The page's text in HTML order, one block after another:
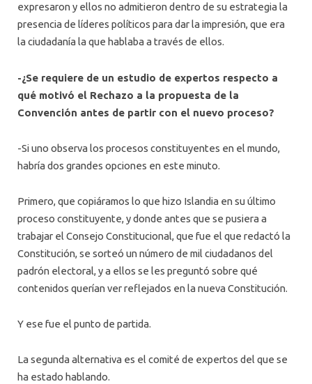
expresaron y ellos no admitieron dentro de su estrategia la
presencia de líderes políticos para dar la impresión, que era
la ciudadanía la que hablaba a través de ellos.
-¿Se requiere de un estudio de expertos respecto a
qué motivó el Rechazo a la propuesta de la
Convención antes de partir con el nuevo proceso?
-Si uno observa los procesos constituyentes en el mundo,
habría dos grandes opciones en este minuto.
Primero, que copiáramos lo que hizo Islandia en su último
proceso constituyente, y donde antes que se pusiera a
trabajar el Consejo Constitucional, que fue el que redactó la
Constitución, se sorteó un número de mil ciudadanos del
padrón electoral, y a ellos se les preguntó sobre qué
contenidos querían ver reflejados en la nueva Constitución.
Y ese fue el punto de partida.
La segunda alternativa es el comité de expertos del que se
ha estado hablando.